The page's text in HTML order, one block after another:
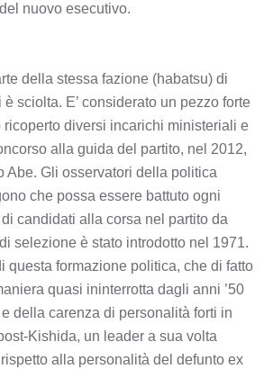
nuovo esecutivo.
della stessa fazione (habatsu) di
sciolta. E’ considerato un pezzo forte
ricoperto diversi incarichi ministeriali e
alla guida del partito, nel 2012,
Abe. Gli osservatori della politica
che possa essere battuto ogni
candidati alla corsa nel partito da
selezione è stato introdotto nel 1971.
questa formazione politica, che di fatto
quasi ininterrotta dagli anni ’50
della carenza di personalità forti in
Kishida, un leader a sua volta
alla personalità del defunto ex